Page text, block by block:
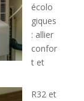
écolo
giques
: allier
confor
t et
R32 et